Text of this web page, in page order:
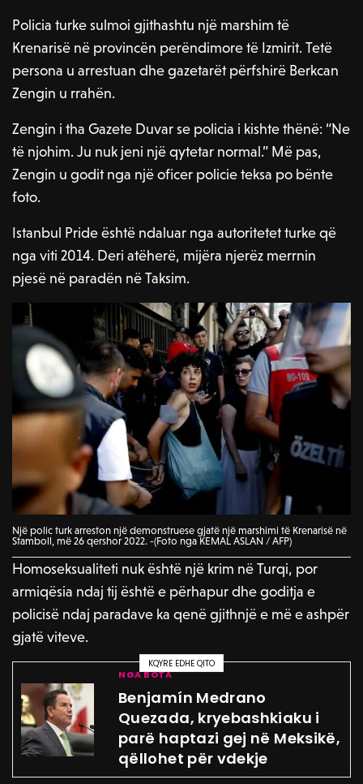
Policia turke sulmoi gjithashtu një marshim të
Krenarisë në provincën perëndimore të Izmirit. Tetë
persona u arrestuan dhe gazetarët përfshirë Berkcan
Zengin u rrahën.
Zengin i tha Gazete Duvar se policia i kishte thënë: “Ne
të njohim. Ju nuk jeni një qytetar normal.” Më pas,
Zengin u godit nga një oficer policie teksa po bënte
foto.
Istanbul Pride është ndaluar nga autoritetet turke që
nga viti 2014. Deri atëherë, mijëra njerëz merrnin
pjesë në paradën në Taksim.
Një polic turk arreston një demonstruese gjatë një marshimi të Krenarisë në
Stamboll, më 26 qershor 2022. -(Foto nga KEMAL ASLAN / AFP)
Homoseksualiteti nuk është një krim në Turqi, por
armiqësia ndaj tij është e përhapur dhe goditja e
policisë ndaj paradave ka qenë gjithnjë e më e ashpër
gjatë viteve.
KQYRE EDHE QITO
NGA BOTA
Benjamín Medrano
Quezada, kryebashkiaku i
parë haptazi gej në Meksikë,
qëllohet për vdekje